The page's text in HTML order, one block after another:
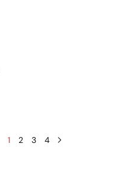
1 2 3 4